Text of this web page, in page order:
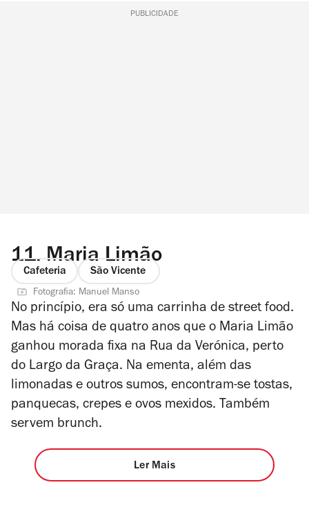
PUBLICIDADE
11. Maria Limão
Cafeteria São Vicente
Fotografia: Manuel Manso
No princípio, era só uma carrinha de street food.
Mas há coisa de quatro anos que o Maria Limão
ganhou morada fixa na Rua da Verónica, perto
do Largo da Graça. Na ementa, além das
limonadas e outros sumos, encontram-se tostas,
panquecas, crepes e ovos mexidos. Também
servem brunch.
Ler Mais